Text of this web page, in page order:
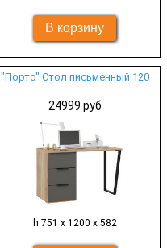
"Порто" Стол письменный 120
24999 руб
h 751 х 1200 х 582